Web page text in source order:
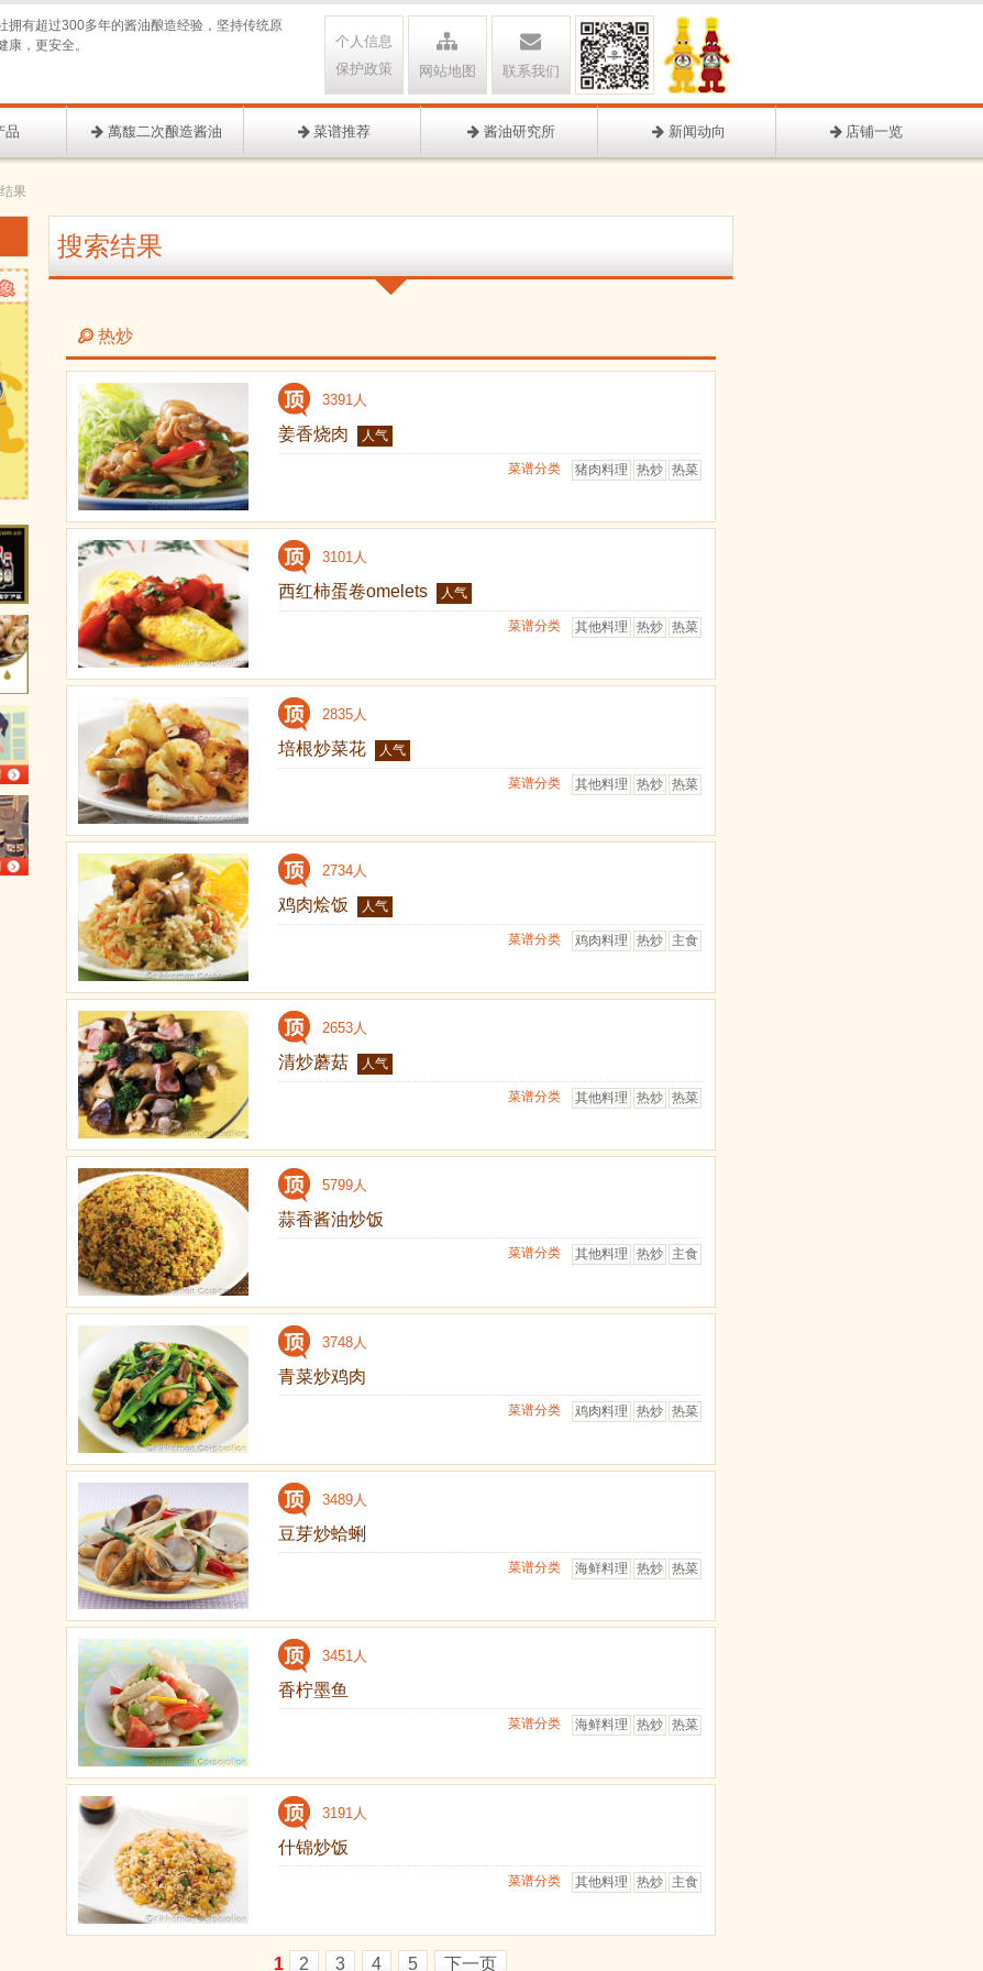
联系我们
网站地图
个人信息
保护政策
拥有超过300多年的酱油酿造经验，坚持传统原
康，更安全。
品 萬馥二次酿造酱油 菜谱推荐 酱油研究所 新闻动向 店铺一览
果
搜索结果
热炒
3391人
姜香烧肉 人气
热菜
热炒
猪肉料理
菜谱分类
3101人
西红柿蛋卷omelets 人气
热菜
热炒
其他料理
菜谱分类
2835人
培根炒菜花 人气
热菜
热炒
其他料理
菜谱分类
2734人
鸡肉烩饭 人气
主食
热炒
鸡肉料理
菜谱分类
2653人
清炒蘑菇 人气
热菜
热炒
其他料理
菜谱分类
5799人
蒜香酱油炒饭
主食
热炒
其他料理
菜谱分类
3748人
青菜炒鸡肉
热菜
热炒
鸡肉料理
菜谱分类
3489人
豆芽炒蛤蜊
热菜
热炒
海鲜料理
菜谱分类
3451人
香柠墨鱼
热菜
热炒
海鲜料理
菜谱分类
3191人
什锦炒饭
主食
热炒
其他料理
菜谱分类
1 2 3 4 5 下一页